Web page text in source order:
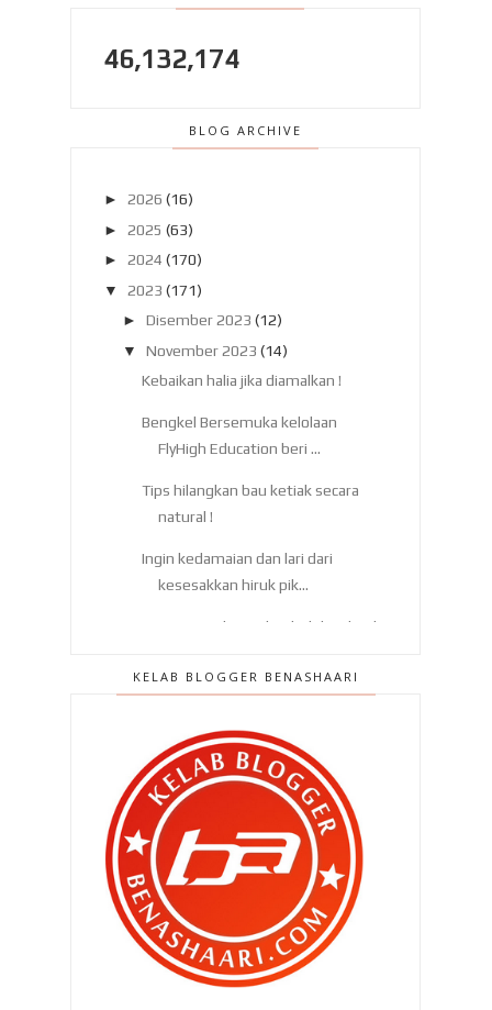
46,132,174
BLOG ARCHIVE
► 2026 (16)
► 2025 (63)
► 2024 (170)
▼
2023 (171)
► Disember 2023 (12)
▼
November 2023 (14)
Kebaikan halia jika diamalkan !
Bengkel Bersemuka kelolaan
FlyHigh Education beri ...
Tips hilangkan bau ketiak secara
natural !
Ingin kedamaian dan lari dari
kesesakkan hiruk pik...
Teringin makan salai , boleh cuba di
Nak kurus cepat , makanlah telur
Bukan boikot sebab benci tapi
sebab tak menyihatka...
La' Cottage Cafe and Chalet di
Kampar , Perak mena...
Apa dah jadi dengan Langkawi ??
Hotel mana best di Cameron
Highlands ?
KELAB BLOGGER BENASHAARI